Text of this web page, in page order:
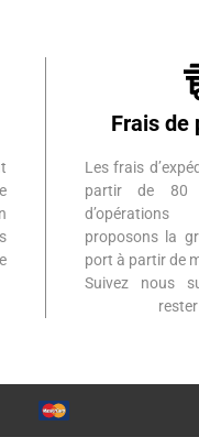
Frais de
Les frais
partir de 80
proposons la
port à partir de
Suivez nous